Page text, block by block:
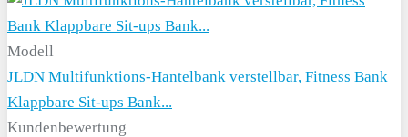
Modell
JLDN Multifunktions-Hantelbank verstellbar, Fitness Bank
Klappbare Sit-ups Bank...
Kundenbewertung